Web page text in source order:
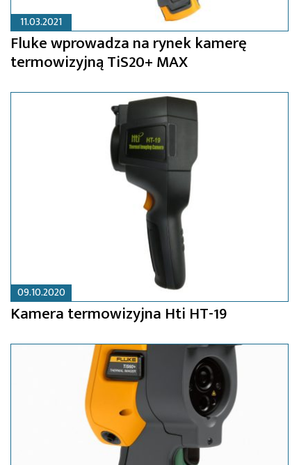
11.03.2021
Fluke wprowadza na rynek kamerę
termowizyjną TiS20+ MAX
09.10.2020
Kamera termowizyjna Hti HT-19